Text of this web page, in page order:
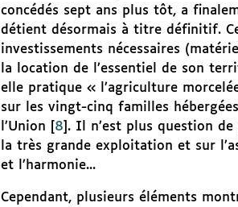
concédés sept ans plus tôt, a
détient désormais à titre définitif.
investissements nécessaires
la location de l’essentiel de son
elle pratique « l’agriculture
sur les vingt-cinq familles
l’Union
8 . Il n’est plus question
la très grande exploitation et sur
et l’harmonie...
Cependant, plusieurs éléments